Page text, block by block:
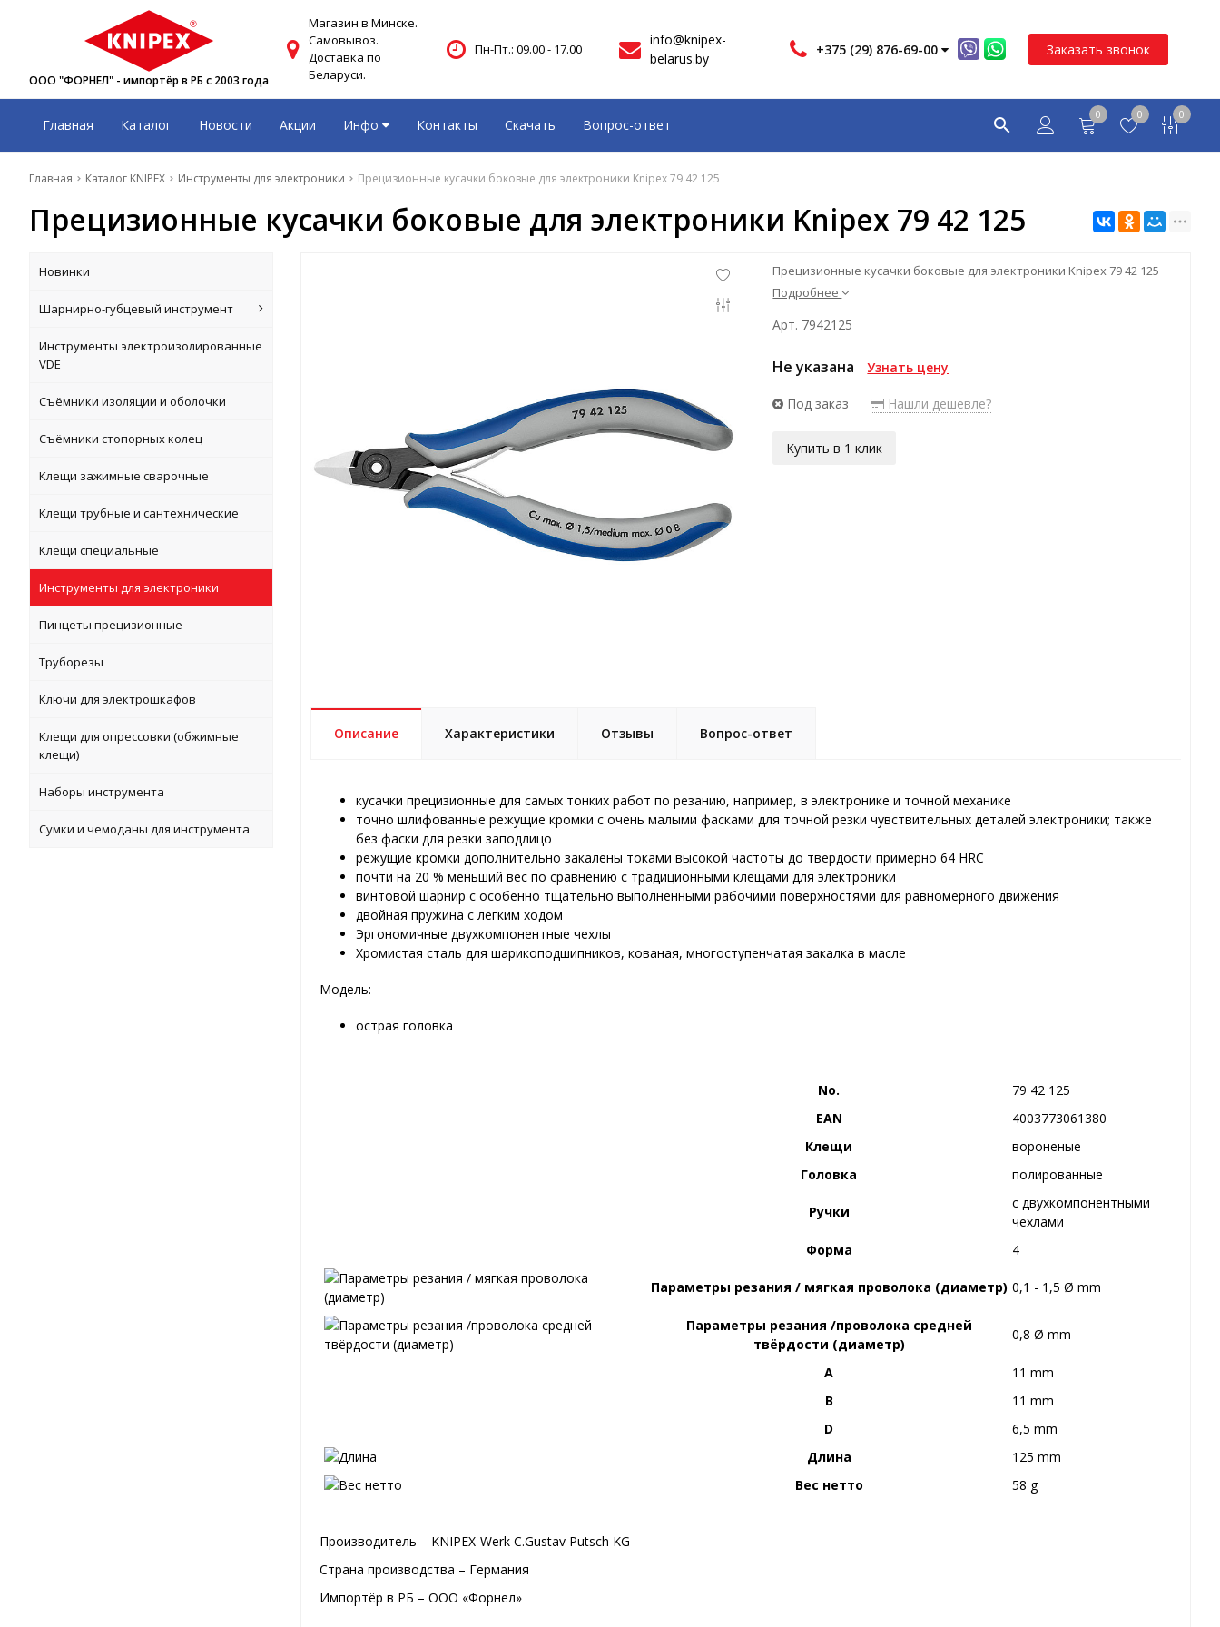
ООО "ФОРНЕЛ" - импортёр в РБ с 2003 года
Магазин в Минске.
Самовывоз.
Доставка по
Беларуси.
Пн-Пт.: 09.00 - 17.00
info@knipex-
belarus.by
+375 (29) 876-69-00 Заказать звонок
Главная Каталог Новости Акции Инфо Контакты Скачать Вопрос-ответ
0 0 0
Главная Каталог KNIPEX Инструменты для электроники Прецизионные кусачки боковые для электроники Knipex 79 42 125
Прецизионные кусачки боковые для электроники Knipex 79 42 125
Новинки
Шарнирно-губцевый инструмент
Инструменты электроизолированные
VDE
Съёмники изоляции и оболочки
Съёмники стопорных колец
Клещи зажимные сварочные
Клещи трубные и сантехнические
Клещи специальные
Инструменты для электроники
Пинцеты прецизионные
Труборезы
Ключи для электрошкафов
Клещи для опрессовки (обжимные
клещи)
Наборы инструмента
Сумки и чемоданы для инструмента
Прецизионные кусачки боковые для электроники Knipex 79 42 125
Подробнее
Арт. 7942125
Не указана Узнать цену
Под заказ Нашли дешевле?
Купить в 1 клик
Описание Характеристики Отзывы Вопрос-ответ
кусачки прецизионные для самых тонких работ по резанию, например, в электронике и точной механике
точно шлифованные режущие кромки с очень малыми фасками для точной резки чувствительных деталей электроники; также
без фаски для резки заподлицо
режущие кромки дополнительно закалены токами высокой частоты до твердости примерно 64 HRC
почти на 20 % меньший вес по сравнению с традиционными клещами для электроники
винтовой шарнир с особенно тщательно выполненными рабочими поверхностями для равномерного движения
двойная пружина с легким ходом
Эргономичные двухкомпонентные чехлы
Хромистая сталь для шарикоподшипников, кованая, многоступенчатая закалка в масле
Модель:
острая головка
No.
79 42 125
EAN
4003773061380
Клещи
вороненые
Головка
полированные
Ручки
с двухкомпонентными
чехлами
Форма
4
Параметры резания / мягкая проволока (диаметр) 0,1 - 1,5 Ø mm
Параметры резания /проволока средней
твёрдости (диаметр)
0,8 Ø mm
A
11 mm
B
11 mm
D
6,5 mm
Длина
125 mm
Вес нетто
58 g
Производитель – KNIPEX-Werk C.Gustav Putsch KG
Страна производства – Германия
Импортёр в РБ – ООО «Форнел»